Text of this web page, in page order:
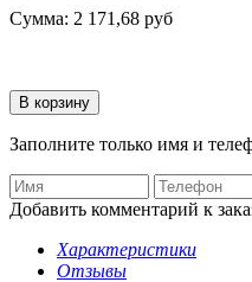
Сумма: 2 171,68 руб
Заполните только имя и
Добавить комментарий к
Характеристики
Отзывы